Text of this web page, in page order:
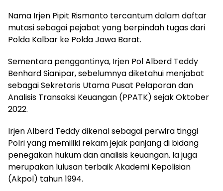
Nama Irjen Pipit Rismanto tercantum dalam daftar
mutasi sebagai pejabat yang berpindah tugas dari
Polda Kalbar ke Polda Jawa Barat.
Sementara penggantinya, Irjen Pol Alberd Teddy
Benhard Sianipar, sebelumnya diketahui menjabat
sebagai Sekretaris Utama Pusat Pelaporan dan
Analisis Transaksi Keuangan (PPATK) sejak Oktober
2022.
Irjen Alberd Teddy dikenal sebagai perwira tinggi
Polri yang memiliki rekam jejak panjang di bidang
penegakan hukum dan analisis keuangan. Ia juga
merupakan lulusan terbaik Akademi Kepolisian
(Akpol) tahun 1994.